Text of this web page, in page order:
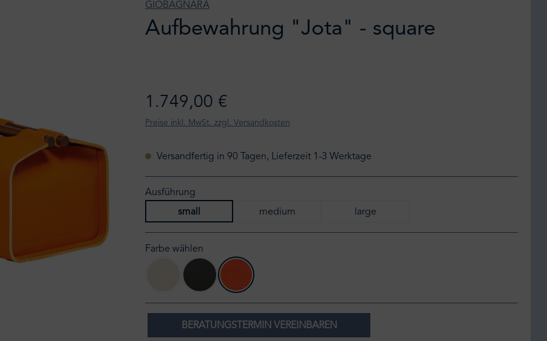
GIOBAGNARA
Aufbewahrung "Jota" - square
1.749,00 €
Preise inkl. MwSt. zzgl. Versandkosten
Versandfertig in 90 Tagen, Lieferzeit 1-3 Werktage
Ausführung
small
medium large
Farbe wählen
G06-ivory G20-schwarzG38-mango
BERATUNGSTERMIN VEREINBAREN